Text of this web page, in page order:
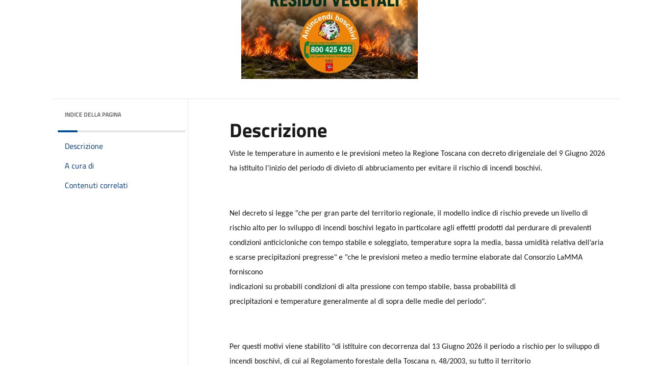
INDICE DELLA PAGINA
Descrizione
A cura di
Contenuti correlati
Descrizione
Viste le temperature in aumento e le previsioni meteo la Regione Toscana con decreto dirigenziale del 9 Giugno 2026
ha istituito l'inizio del periodo di divieto di abbruciamento per evitare il rischio di incendi boschivi.
Nel decreto si legge "che per gran parte del territorio regionale, il modello indice di rischio prevede un livello di
rischio alto per lo sviluppo di incendi boschivi legato in particolare agli effetti prodotti dal perdurare di prevalenti
condizioni anticicloniche con tempo stabile e soleggiato, temperature sopra la media, bassa umidità relativa dell’aria
e scarse precipitazioni pregresse" e "che le previsioni meteo a medio termine elaborate dal Consorzio LaMMA
forniscono
indicazioni su probabili condizioni di alta pressione con tempo stabile, bassa probabilità di
precipitazioni e temperature generalmente al di sopra delle medie del periodo".
Per questi motivi viene stabilito "di istituire con decorrenza dal 13 Giugno 2026 il periodo a rischio per lo sviluppo di
incendi boschivi, di cui al Regolamento forestale della Toscana n. 48/2003, su tutto il territorio